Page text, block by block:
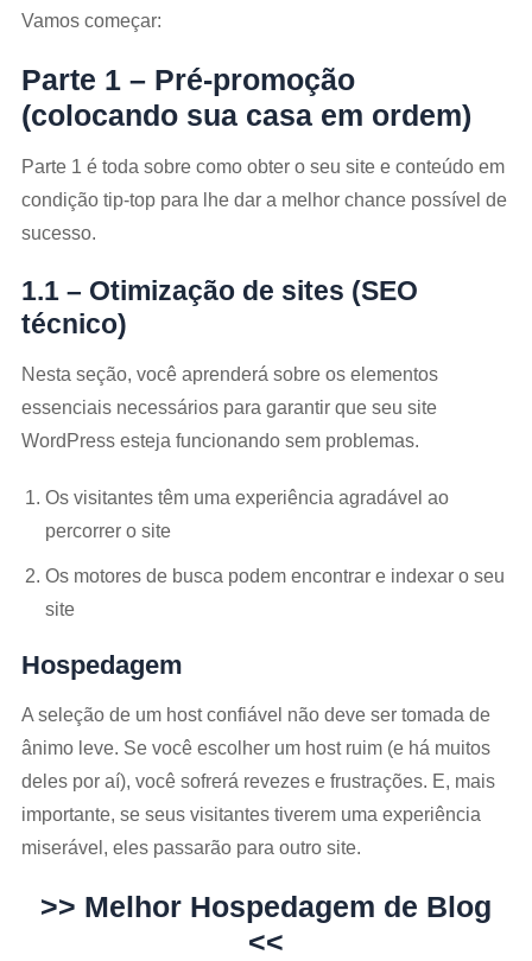
Vamos começar:
Parte 1 – Pré-promoção
(colocando sua casa em ordem)
Parte 1 é toda sobre como obter o seu site e conteúdo em
condição tip-top para lhe dar a melhor chance possível de
sucesso.
1.1 – Otimização de sites (SEO
técnico)
Nesta seção, você aprenderá sobre os elementos
essenciais necessários para garantir que seu site
WordPress esteja funcionando sem problemas.
Os visitantes têm uma experiência agradável ao
percorrer o site
Os motores de busca podem encontrar e indexar o seu
site
Hospedagem
A seleção de um host confiável não deve ser tomada de
ânimo leve. Se você escolher um host ruim (e há muitos
deles por aí), você sofrerá revezes e frustrações. E, mais
importante, se seus visitantes tiverem uma experiência
miserável, eles passarão para outro site.
>> Melhor Hospedagem de Blog
<<